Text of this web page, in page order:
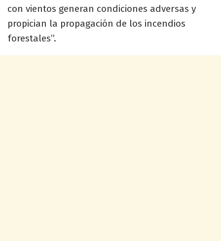
con vientos generan condiciones adversas y
propician la propagación de los incendios
forestales”.